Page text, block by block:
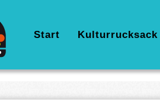
Hauptnavigation
Start Kulturrucksack